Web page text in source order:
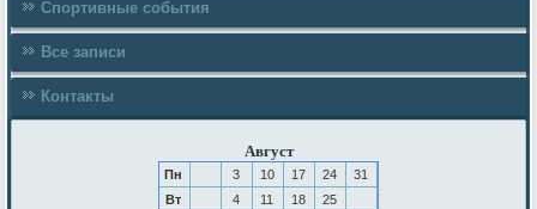
Спортивные события
Все записи
Контакты
Август
Пн 3 10 17 24
31
Вт
4 11 18
25